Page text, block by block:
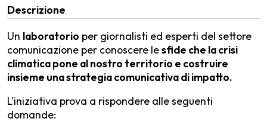
Descrizione
Un laboratorio per giornalisti ed esperti del settore
comunicazione per conoscere lesfide che la crisi
climatica pone al nostro territorio e costruire
insieme una strategia comunicativa di impatto.
L'iniziativa prova a rispondere alle seguenti
domande: